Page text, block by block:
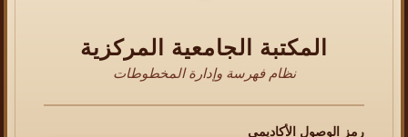
المكتبة الجامعية المركزية
نظام فهرسة وإدارة المخطوطات
رمز الوصول الأكاديمي